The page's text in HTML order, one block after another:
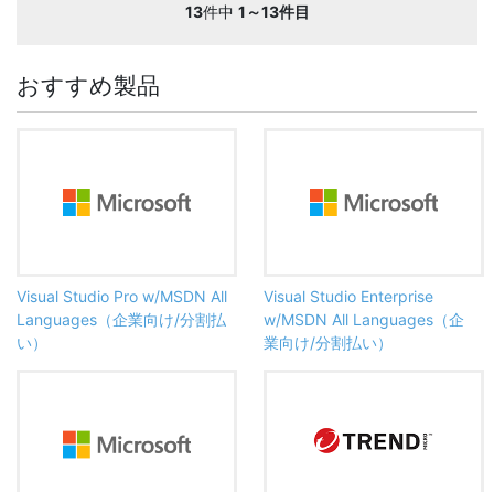
13件中 1～13件目
おすすめ製品
Visual Studio Pro w/MSDN All
Languages（企業向け/分割払
い）
Visual Studio Enterprise
w/MSDN All Languages（企
業向け/分割払い）